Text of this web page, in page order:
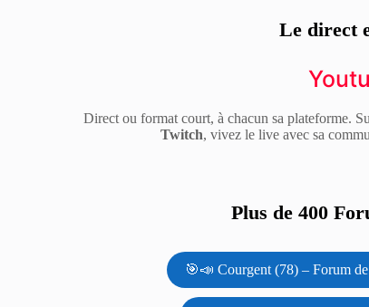
Le direct
Direct ou format court, à chacun sa plateforme.
Twitch, vivez le live avec sa
Plus de 400
🎯📣 Courgent (78) – Forum